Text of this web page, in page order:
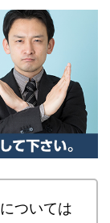
については